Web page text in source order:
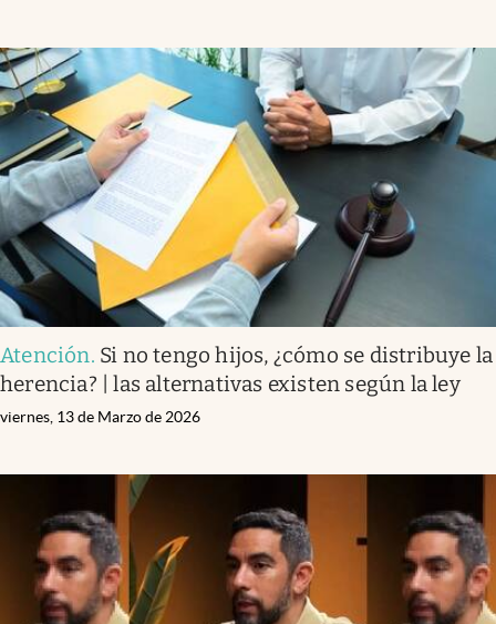
Atención. Si no tengo hijos, ¿cómo se distribuye la
herencia? | las alternativas existen según la ley
viernes, 13 de Marzo de 2026